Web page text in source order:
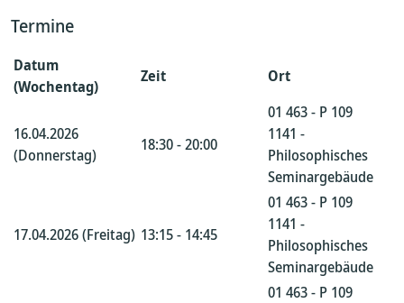
Termine
Datum
(Wochentag)
Zeit Ort
16.04.2026
(Donnerstag)
18:30 - 20:00
01 463 - P 109
1141 -
Philosophisches
Seminargebäude
17.04.2026 (Freitag) 13:15 - 14:45
01 463 - P 109
1141 -
Philosophisches
Seminargebäude
01 463 - P 109